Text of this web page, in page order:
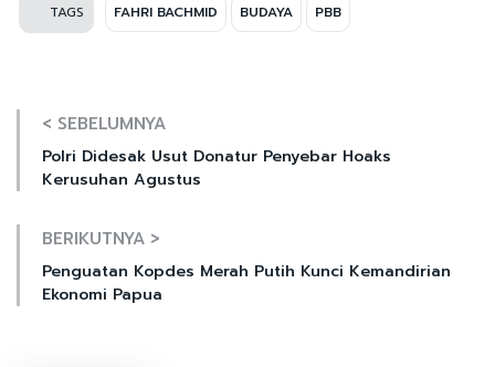
TAGS FAHRI BACHMID BUDAYA PBB
< SEBELUMNYA
Polri Didesak Usut Donatur Penyebar Hoaks
Kerusuhan Agustus
BERIKUTNYA >
Penguatan Kopdes Merah Putih Kunci Kemandirian
Ekonomi Papua